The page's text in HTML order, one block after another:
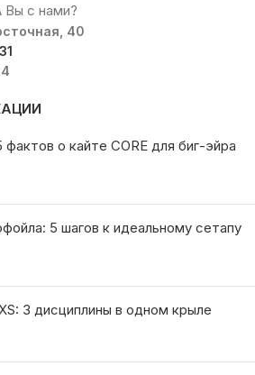
Вы с нами?
40
фактов о кайте CORE для биг-эйра
5 шагов к идеальному сетапу
3 дисциплины в одном крыле